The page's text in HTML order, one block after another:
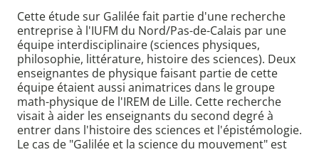
Cette étude sur Galilée fait partie d'une recherche
entreprise à l'IUFM du Nord/Pas-de-Calais par une
équipe interdisciplinaire (sciences physiques,
philosophie, littérature, histoire des sciences). Deux
enseignantes de physique faisant partie de cette
équipe étaient aussi animatrices dans le groupe
math-physique de l'IREM de Lille. Cette recherche
visait à aider les enseignants du second degré à
entrer dans l'histoire des sciences et l'épistémologie.
Le cas de "Galilée et la science du mouvement" est